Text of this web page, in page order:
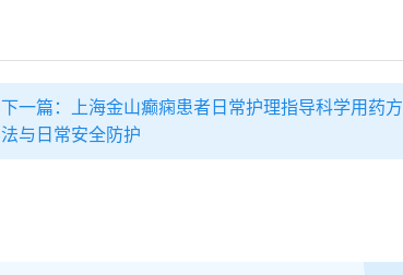
下一篇：上海金山癫痫患者日常护理指导科学用药方
法与日常安全防护